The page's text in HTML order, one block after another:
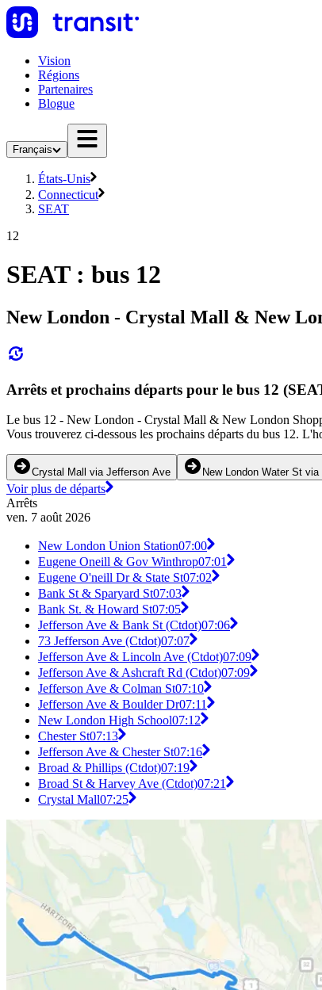
Vision
Régions
Partenaires
Blogue
Français
États-Unis
Connecticut
SEAT
12
SEAT : bus 12
New London - Crystal Mall & New
Arrêts et prochains départs pour le bus 12
Le bus 12 - New London - Crystal Mall & New London
Vous trouverez ci-dessous les prochains départs du bus 12.
Crystal Mall via Jefferson Ave New London Water St via
Voir plus de départs
Arrêts
ven. 7 août 2026
New London Union Station07:00
Eugene Oneill & Gov Winthrop07:01
Eugene O'neill Dr & State St07:02
Bank St & Sparyard St07:03
Bank St. & Howard St07:05
Jefferson Ave & Bank St (Ctdot)07:06
73 Jefferson Ave (Ctdot)07:07
Jefferson Ave & Lincoln Ave (Ctdot)07:09
Jefferson Ave & Ashcraft Rd (Ctdot)07:09
Jefferson Ave & Colman St07:10
Jefferson Ave & Boulder Dr07:11
New London High School07:12
Chester St07:13
Jefferson Ave & Chester St07:16
Broad & Phillips (Ctdot)07:19
Broad St & Harvey Ave (Ctdot)07:21
Crystal Mall07:25